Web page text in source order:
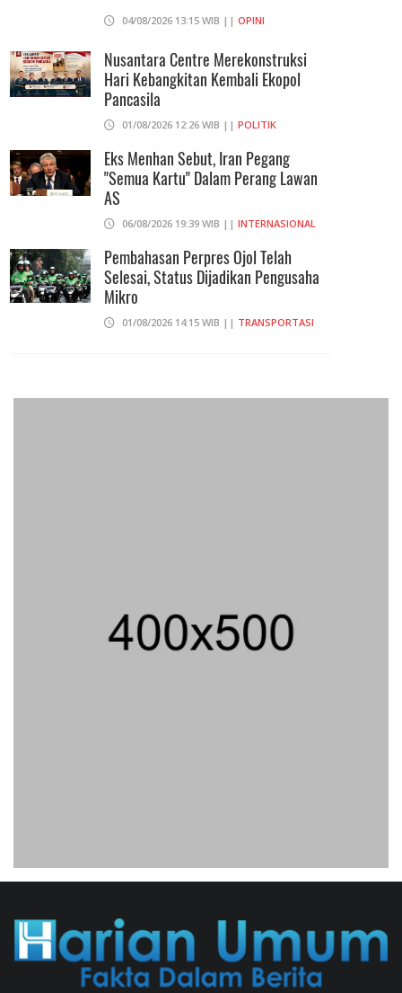
KPK Ungkap Pejabat Kemenhut
Terima Uang 12.500 Dollar Singapura
Dari Bupati Kuansing
05/08/2026 20:37 WIB ||HUKUM
04/08/2026 13:15 WIB || OPINI
Nusantara Centre Merekonstruksi
Hari Kebangkitan Kembali Ekopol
Pancasila
01/08/2026 12:26 WIB || POLITIK
Eks Menhan Sebut, Iran Pegang
"Semua Kartu" Dalam Perang Lawan
AS
06/08/2026 19:39 WIB || INTERNASIONAL
Pembahasan Perpres Ojol Telah
Selesai, Status Dijadikan Pengusaha
Mikro
01/08/2026 14:15 WIB || TRANSPORTASI
206 Juta
04/08/2026 22:54 WIB || MAKRO/MIKRO
Eksepsinya Diterima Hakim, Dokter
Infrastruktur Energinya Diserang Bisa